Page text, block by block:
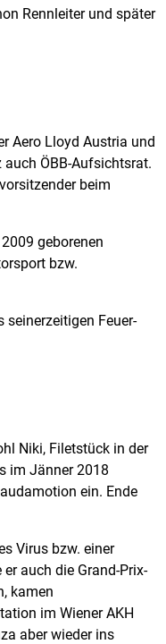
Rennleiter und später
Aero Lloyd Austria und
ÖBB-Aufsichtsrat.
beim
geborenen
bzw.
seinerzeitigen Feuer-
Niki, Filetstück in der
im Jänner 2018
ein. Ende
Virus bzw. einer
auch die Grand-Prix-
kamen
im Wiener AKH
aber wieder ins